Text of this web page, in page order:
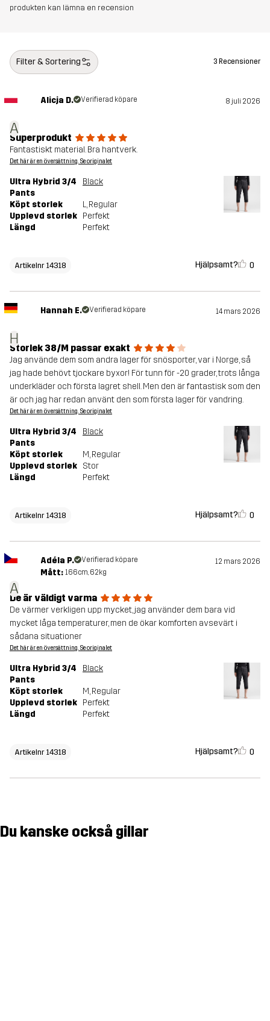
produkten kan lämna en recension
Filter & Sortering 3 Recensioner
A
Alicja D. Verifierad köpare 8 juli 2026
Superprodukt
Fantastiskt material. Bra hantverk.
Det här är en översättning. Se originalet
Ultra Hybrid 3/4
Pants
Black
Köpt storlek L, Regular
Upplevd storlek Perfekt
Längd
Perfekt
Artikelnr 14318 Hjälpsamt? 0
H
Hannah E. Verifierad köpare 14 mars 2026
Storlek 38/M passar exakt
Jag använde dem som andra lager för snösporter, var i Norge, så
jag hade behövt tjockare byxor! För tunn för -20 grader, trots långa
underkläder och första lagret shell. Men den är fantastisk som den
är och jag har redan använt den som första lager för vandring.
Det här är en översättning. Se originalet
Ultra Hybrid 3/4
Pants
Black
Köpt storlek M, Regular
Upplevd storlek Stor
Längd
Perfekt
Artikelnr 14318 Hjälpsamt? 0
A
Adéla P. Verifierad köpare 12 mars 2026
Mått: 166cm, 62kg
De är väldigt varma
De värmer verkligen upp mycket, jag använder dem bara vid
mycket låga temperaturer, men de ökar komforten avsevärt i
sådana situationer
Det här är en översättning. Se originalet
Ultra Hybrid 3/4
Pants
Black
Köpt storlek M, Regular
Upplevd storlek Perfekt
Längd
Perfekt
Artikelnr 14318 Hjälpsamt? 0
Du kanske också gillar